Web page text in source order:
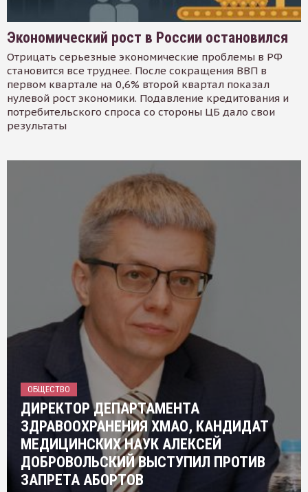
Экономический рост в России остановился
Отрицать серьезные экономические проблемы в РФ
становится все труднее. После сокращения ВВП в
первом квартале на 0,6% второй квартал показал
нулевой рост экономики. Подавление кредитования и
потребительского спроса со стороны ЦБ дало свои
результаты
ОБЩЕСТВО
ДИРЕКТОР ДЕПАРТАМЕНТА
ЗДРАВООХРАНЕНИЯ ХМАО, КАНДИДАТ
МЕДИЦИНСКИХ НАУК АЛЕКСЕЙ
ДОБРОВОЛЬСКИЙ ВЫСТУПИЛ ПРОТИВ
ЗАПРЕТА АБОРТОВ